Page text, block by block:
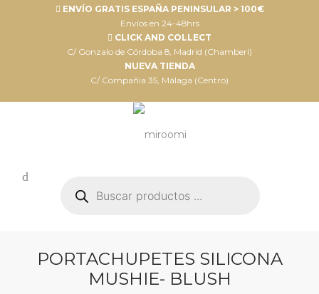
ENVÍO GRATIS ESPAÑA PENINSULAR > 100€
Envíos en 24-48hrs
CLICK AND COLLECT
C/ Gonzalo de Córdoba 8, Madrid (Chamberí)
NUEVA TIENDA
C/ Compañia 35, Málaga (Centro)
productos
PORTACHUPETES SILICONA
MUSHIE- BLUSH